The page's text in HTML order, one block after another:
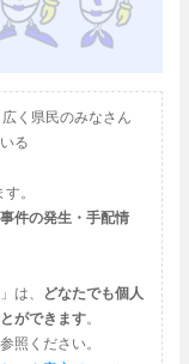
く県民のみなさん
る
。
件の発生・手配情
は、
どなたでも個人
ができます。
照ください。